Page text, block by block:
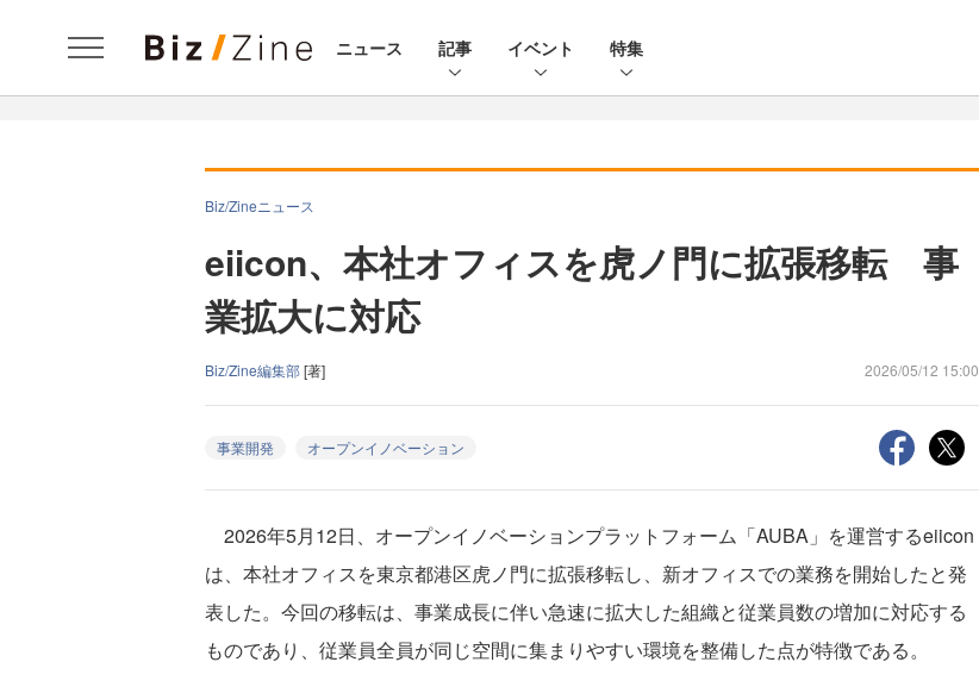
ニュース 記事 イベント 特集
Biz/Zineニュース
eiicon、本社オフィスを虎ノ門に拡張移転 事
業拡大に対応
Biz/Zine編集部[著] 2026/05/12 15:00
事業開発 オープンイノベーション
2026年5月12日、オープンイノベーションプラットフォーム「AUBA」を運営するeiicon
は、本社オフィスを東京都港区虎ノ門に拡張移転し、新オフィスでの業務を開始したと発
表した。今回の移転は、事業成長に伴い急速に拡大した組織と従業員数の増加に対応する
ものであり、従業員全員が同じ空間に集まりやすい環境を整備した点が特徴である。